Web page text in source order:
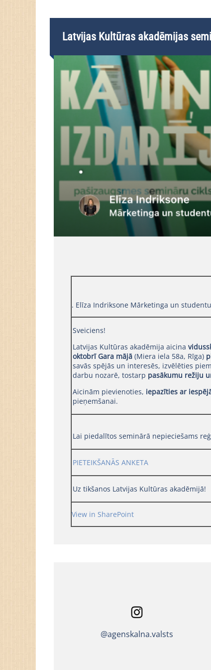
Latvijas Kultūras akadēmijas
. Elīza Indriksone Mārketinga un
Sveiciens!
Latvijas Kultūras akadēmija aicina
oktobrī Gara mājā(Miera iela 58a, Rīga)
savās spējās un interesēs, izvēlēties
darbu nozarē, tostarp pasākumu režiju
Aicinām pievienoties, iepazīties ar
pieņemšanai.
Lai piedalītos seminārā nepieciešams
PIETEIKŠANĀS ANKETA
Uz tikšanos Latvijas Kultūras akadēmijā!
View in SharePoint
@agenskalna.valsts